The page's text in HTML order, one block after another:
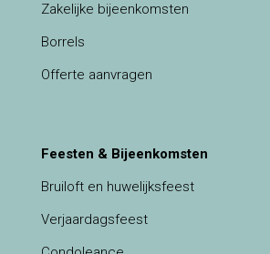
Zakelijke bijeenkomsten
Borrels
Offerte aanvragen
Feesten & Bijeenkomsten
Bruiloft en huwelijksfeest
Verjaardagsfeest